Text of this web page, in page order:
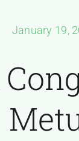
January 19,